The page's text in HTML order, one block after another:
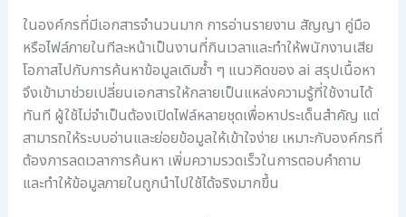
ในองค์กรที่มีเอกสารจำนวนมาก การอ่านรายงาน สัญญา คู่มือ
หรือไฟล์ภายในทีละหน้าเป็นงานที่กินเวลาและทำให้พนักงานเสีย
โอกาสไปกับการค้นหาข้อมูลเดิมซ้ำ ๆ แนวคิดของ ai สรุปเนื้อหา
จึงเข้ามาช่วยเปลี่ยนเอกสารให้กลายเป็นแหล่งความรู้ที่ใช้งานได้
ทันที ผู้ใช้ไม่จำเป็นต้องเปิดไฟล์หลายชุดเพื่อหาประเด็นสำคัญ แต่
สามารถให้ระบบอ่านและย่อยข้อมูลให้เข้าใจง่าย เหมาะกับองค์กรที่
ต้องการลดเวลาการค้นหา เพิ่มความรวดเร็วในการตอบคำถาม
และทำให้ข้อมูลภายในถูกนำไปใช้ได้จริงมากขึ้น
ด
เ
ก็
บ
อ
ก
ส
า
า
ร
เ
อ
ก
ส
า
ร
ตั
ว
ก
ร
ไ
ร้
ก
ร
ะ
ด
า